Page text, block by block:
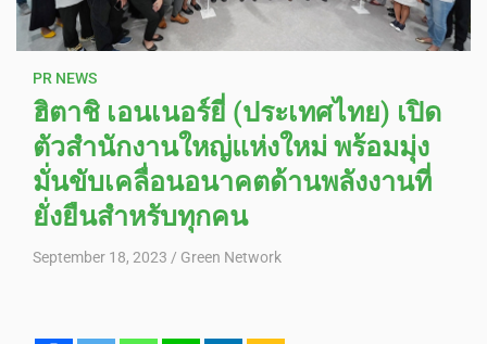
PR NEWS
ฮิตาชิ เอนเนอร์ยี่ (ประเทศไทย) เปิด
ตัวสำนักงานใหญ่แห่งใหม่ พร้อมมุ่ง
มั่นขับเคลื่อนอนาคตด้านพลังงานที่
ยั่งยืนสำหรับทุกคน
September 18, 2023 Green Network